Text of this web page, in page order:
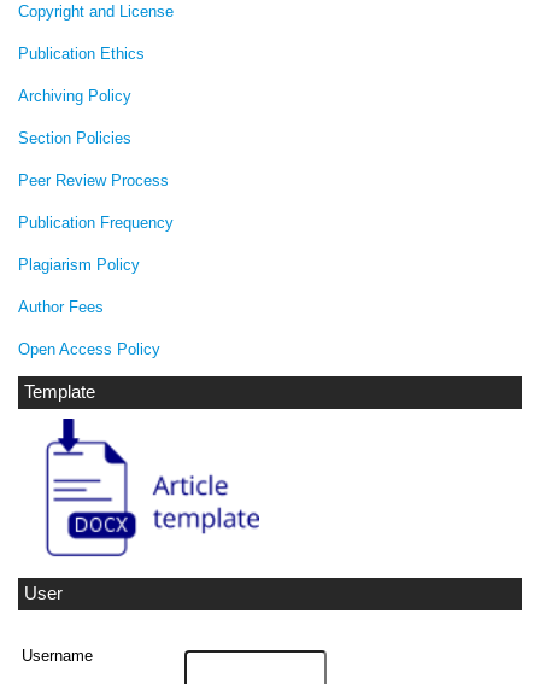
Copyright and License
Publication Ethics
Archiving Policy
Section Policies
Peer Review Process
Publication Frequency
Plagiarism Policy
Author Fees
Open Access Policy
Template
User
Username